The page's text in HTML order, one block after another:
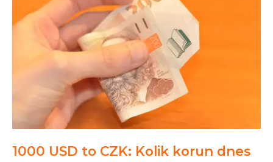
1000 USD to CZK: Kolik korun dnes